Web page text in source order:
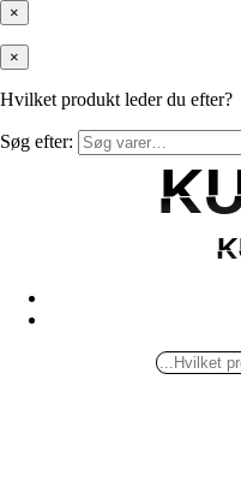
×
×
Hvilket produkt leder du efter?
Søg efter: